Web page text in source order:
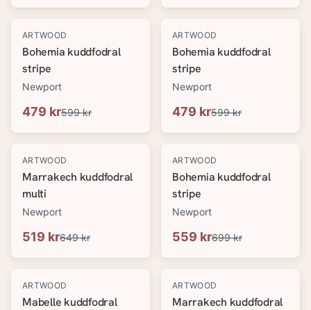
-20%
ARTWOOD
Bohemia kuddfodral
stripe
Newport
479 kr599 kr
-20%
ARTWOOD
Bohemia kuddfodral
stripe
Newport
479 kr599 kr
-20%
ARTWOOD
Marrakech kuddfodral
multi
Newport
519 kr649 kr
-20%
ARTWOOD
Bohemia kuddfodral
stripe
Newport
559 kr699 kr
-20%
ARTWOOD
Mabelle kuddfodral
-20%
ARTWOOD
Marrakech kuddfodral